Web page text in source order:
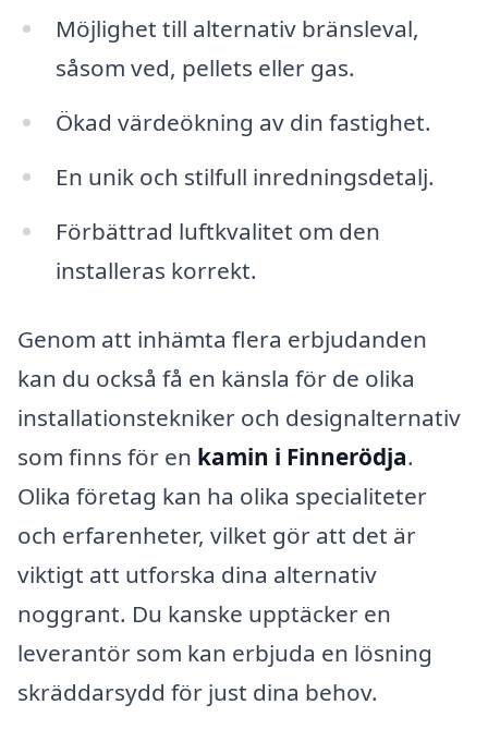
Möjlighet till alternativ bränsleval,
såsom ved, pellets eller gas.
Ökad värdeökning av din fastighet.
En unik och stilfull inredningsdetalj.
Förbättrad luftkvalitet om den
installeras korrekt.
Genom att inhämta flera erbjudanden
kan du också få en känsla för de olika
installationstekniker och designalternativ
som finns för en kamin i Finnerödja.
Olika företag kan ha olika specialiteter
och erfarenheter, vilket gör att det är
viktigt att utforska dina alternativ
noggrant. Du kanske upptäcker en
leverantör som kan erbjuda en lösning
skräddarsydd för just dina behov.